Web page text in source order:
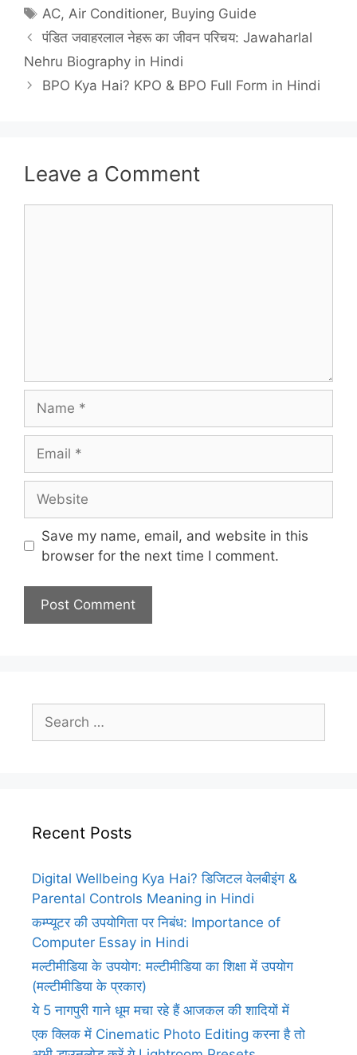
Tags
AC, Air Conditioner, Buying Guide
पंडित जवाहरलाल नेहरू का जीवन परिचय: Jawaharlal
Nehru Biography in Hindi
BPO Kya Hai? KPO & BPO Full Form in Hindi
Leave a Comment
Save my name, email, and website in this
browser for the next time I comment.
Search
for:
Recent Posts
Digital Wellbeing Kya Hai? डिजिटल वेलबीइंग &
Parental Controls Meaning in Hindi
कम्प्यूटर की उपयोगिता पर निबंध: Importance of
Computer Essay in Hindi
मल्टीमीडिया के उपयोग: मल्टीमीडिया का शिक्षा में उपयोग
(मल्टीमीडिया के प्रकार)
ये 5 नागपुरी गाने धूम मचा रहे हैं आजकल की शादियों में
एक क्लिक में Cinematic Photo Editing करना है तो